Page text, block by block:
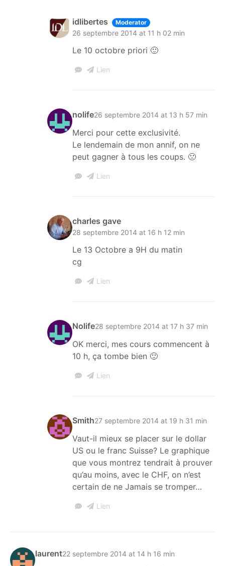
idlibertes Moderator
26 septembre 2014 at 11 h 02 min
Le 10 octobre priori 🙂
Lien
nolife26 septembre 2014 at 13 h 57 min
Merci pour cette exclusivité.
Le lendemain de mon annif, on ne
peut gagner à tous les coups. 🙁
Lien
charles gave
28 septembre 2014 at 16 h 12 min
Le 13 Octobre a 9H du matin
cg
Lien
Nolife28 septembre 2014 at 17 h 37 min
OK merci, mes cours commencent à
10 h, ça tombe bien 🙂
Lien
Smith27 septembre 2014 at 19 h 31 min
Vaut-il mieux se placer sur le dollar
US ou le franc Suisse? Le graphique
que vous montrez tendrait à prouver
qu’au moins, avec le CHF, on n’est
certain de ne Jamais se tromper…
Lien
laurent22 septembre 2014 at 14 h 16 min